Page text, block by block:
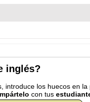
inglés?
introduce los huecos en la
con tus